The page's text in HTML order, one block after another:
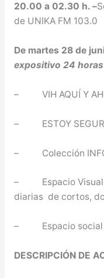
20.00 a 02.30 h. –
de UNIKA FM 103.0
De martes 28 de
expositivo 24 horas
– VIH AQUÍ Y
– ESTOY
– Colección
– Espacio Visual
diarias de cortos,
– Espacio social y
DESCRIPCIÓN DE